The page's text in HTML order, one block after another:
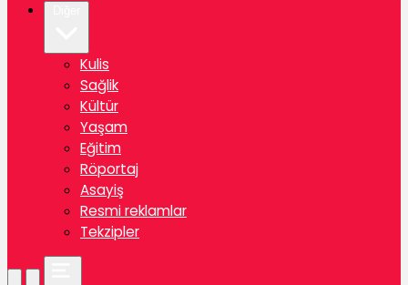
Kulis
Sağlik
Kültür
Yaşam
Eğitim
Röportaj
Asayiş
Resmi reklamlar
Tekzipler